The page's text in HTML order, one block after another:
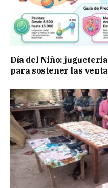
Día del Niño:
para sostener las